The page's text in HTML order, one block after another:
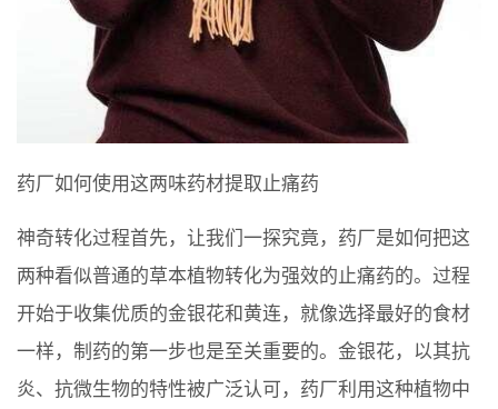
药厂如何使用这两味药材提取止痛药
神奇转化过程首先，让我们一探究竟，药厂是如何把这
两种看似普通的草本植物转化为强效的止痛药的。过程
开始于收集优质的金银花和黄连，就像选择最好的食材
一样，制药的第一步也是至关重要的。金银花，以其抗
炎、抗微生物的特性被广泛认可，药厂利用这种植物中